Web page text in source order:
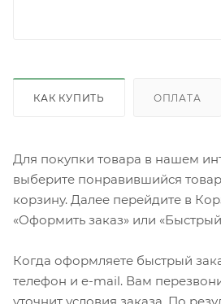
КАК КУПИТЬ ОПЛАТА
Для покупки товара в нашем
выберите понравившийся
корзину. Далее перейдите в
«Оформить заказ» или «Быстрый
Когда оформляете быстрый
телефон и e-mail. Вам
уточнит условия заказа. По